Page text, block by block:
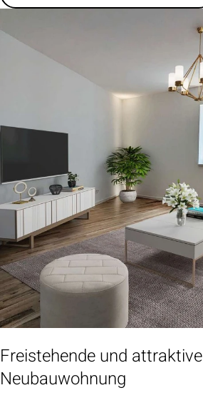
Freistehende und attraktive
Neubauwohnung